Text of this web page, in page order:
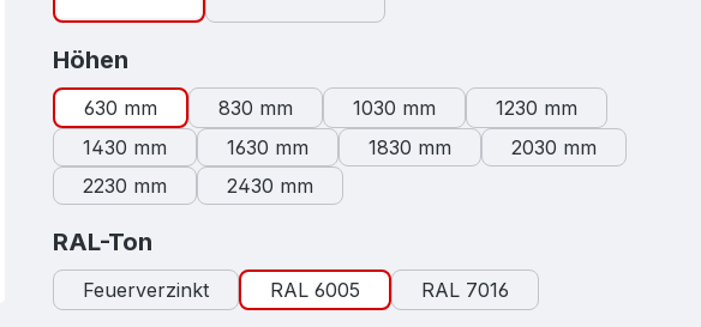
Höhen
630 mm 830 mm 1030 mm
1230 mm
1430 mm
1630 mm 1830 mm
2030 mm
2230 mm
2430 mm
RAL-Ton
Feuerverzinkt RAL 6005 RAL 7016